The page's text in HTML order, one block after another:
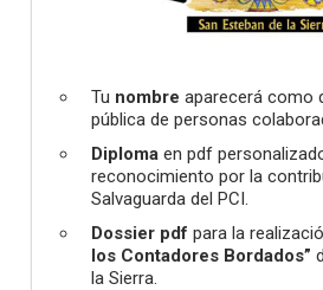
Tu nombre aparecerá como
pública de personas
Diploma en pdf
reconocimiento por la
Salvaguarda del PCI.
Dossier pdf para la
los Contadores Bordados”
la Sierra.